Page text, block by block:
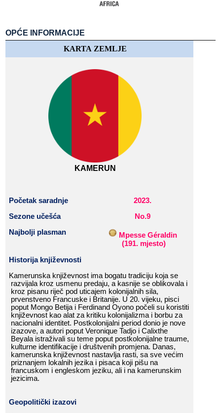
OPĆE​​ INFORMACIJE
KARTA​​ ZEMLJE
KAMERUN
Početak ​​saradnje 2023.
Sezone​​ učešća
No.9
Najbolji​​ plasman
Mpesse​​ Géraldin
(191.​​ mjesto)
Historija​​ književnosti
Kamerunska​​ književnost​​ ima​​ bogatu​​ tradiciju​​ koja​​ se​​
razvijala​​ kroz​​ usmenu​​ predaju,​​ a​​ kasnije​​ se​​ oblikovala​​ i​​
kroz​​ pisanu​​ riječ​​ pod​​ uticajem​​ kolonijalnih​​ sila,​​
prvenstveno​​ Francuske​​ i​​ Britanije.​​ U​​ 20.​​ vijeku,​​ pisci​​
poput​​ Mongo​​ Betija​​ i​​ Ferdinand​​ Oyono​​ počeli​​ su​​ koristiti​​
književnost​​ kao​​ alat​​ za​​ kritiku​​ kolonijalizma​​ i​​ borbu​​ za​​
nacionalni​​ identitet.​​ Postkolonijalni​​ period​​ donio​​ je​​ nove​​
izazove,​​ a​​ autori​​ poput​​ Veronique​​ Tadjo​​ i​​ Calixthe​​
Beyala​​ istraživali​​ su​​ teme​​ poput​​ postkolonijalne​​ traume,​​
kulturne​​ identifikacije​​ i​​ društvenih​​ promjena.​​ Danas,​​
kamerunska​​ književnost​​ nastavlja​​ rasti,​​ sa​​ sve​​ većim​​
priznanjem​​ lokalnih​​ jezika​​ i​​ pisaca​​ koji​​ pišu​​ na​​
francuskom​​ i​​ engleskom​​ jeziku,​​ ali​​ i​​ na​​ kamerunskim​​
jezicima.​​
Geopolitički​​ izazovi